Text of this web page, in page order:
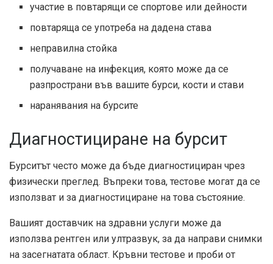
участие в повтарящи се спортове или дейности
повтаряща се употреба на дадена става
неправилна стойка
получаване на инфекция, която може да се
разпространи във вашите бурси, кости и стави
наранявания на бурсите
Диагностициране на бурсит
Бурситът често може да бъде диагностициран чрез
физически преглед. Въпреки това, тестове могат да се
използват и за диагностициране на това състояние.
Вашият доставчик на здравни услуги може да
използва рентген или ултразвук, за да направи снимки
на засегнатата област. Кръвни тестове и проби от